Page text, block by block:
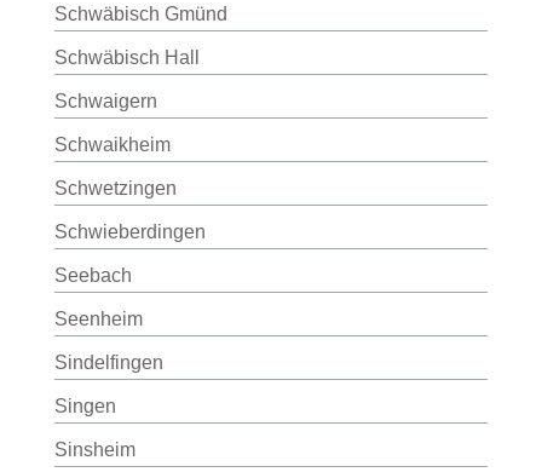
Schwäbisch Gmünd
Schwäbisch Hall
Schwaigern
Schwaikheim
Schwetzingen
Schwieberdingen
Seebach
Seenheim
Sindelfingen
Singen
Sinsheim